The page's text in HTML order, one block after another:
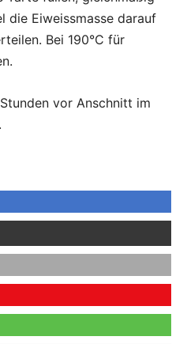
die Eiweissmasse darauf
Bei 190°C für
vor Anschnitt im